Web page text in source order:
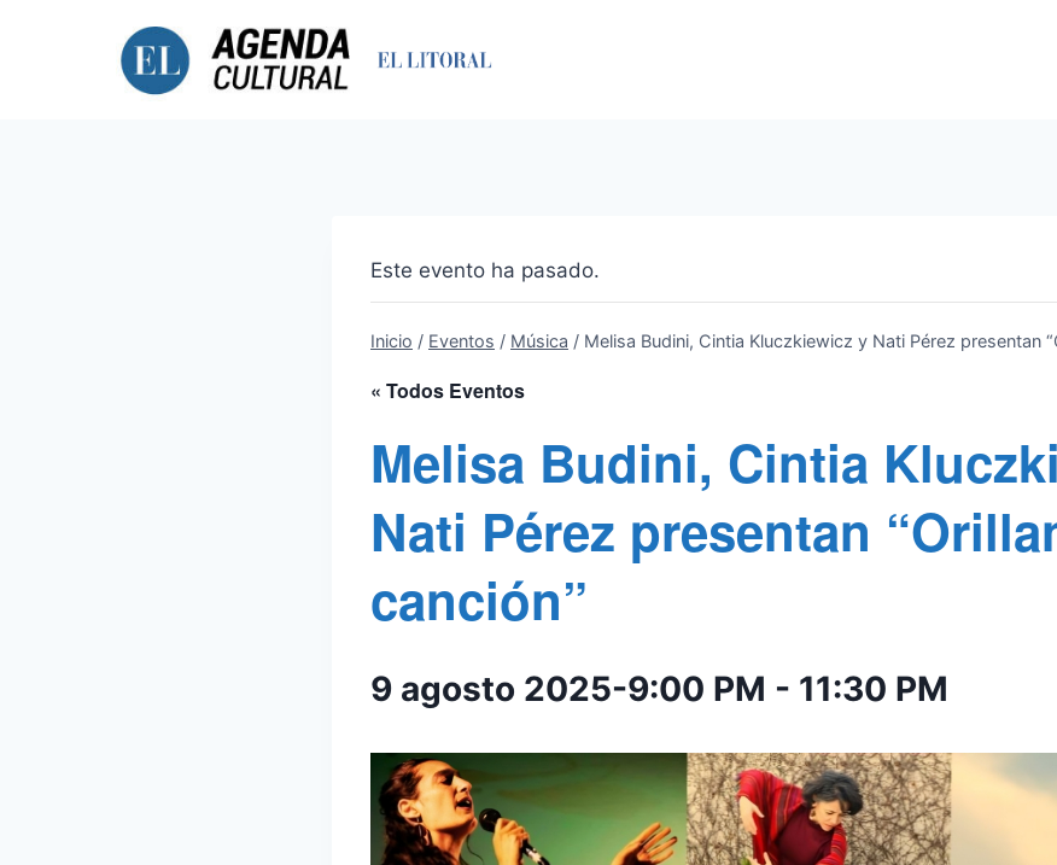
Este evento ha pasado.
Inicio / Eventos / Música / Melisa Budini, Cintia Kluczkiewicz y Nati Pérez presentan
« Todos Eventos
Melisa Budini, Cintia
Nati Pérez presentan
canción”
9 agosto 2025-9:00 PM - 11:30 PM